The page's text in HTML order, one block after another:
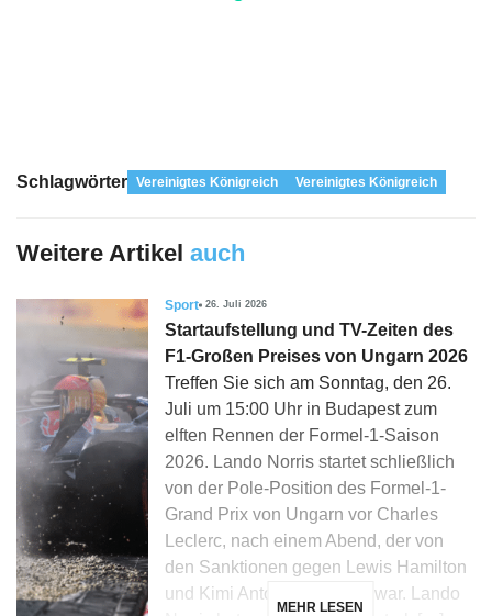
Schlagwörter Vereinigtes Königreich Vereinigtes Königreich
Weitere Artikel auch
Sport 26. Juli 2026
Startaufstellung und TV-Zeiten des
F1-Großen Preises von Ungarn 2026
Treffen Sie sich am Sonntag, den 26.
Juli um 15:00 Uhr in Budapest zum
elften Rennen der Formel-1-Saison
2026. Lando Norris startet schließlich
von der Pole-Position des Formel-1-
Grand Prix von Ungarn vor Charles
Leclerc, nach einem Abend, der von
den Sanktionen gegen Lewis Hamilton
und Kimi Antonelli geprägt war. Lando
MEHR LESEN